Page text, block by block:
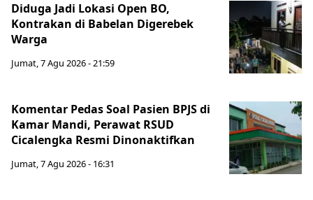
Diduga Jadi Lokasi Open BO,
Kontrakan di Babelan Digerebek
Warga
Jumat, 7 Agu 2026 - 21:59
Komentar Pedas Soal Pasien BPJS di
Kamar Mandi, Perawat RSUD
Cicalengka Resmi Dinonaktifkan
Jumat, 7 Agu 2026 - 16:31